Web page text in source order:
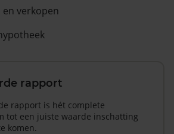
verkopen
rapport
rapport is hét complete
tot een juiste waarde inschatting
komen.